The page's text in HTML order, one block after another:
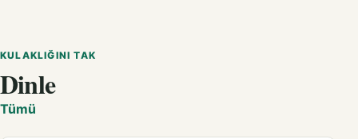
KULAKLIĞINI TAK
Dinle
Tümü